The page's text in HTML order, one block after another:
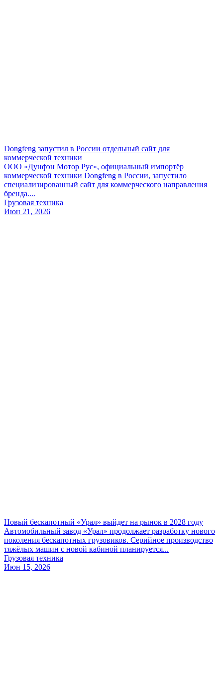
Dongfeng запустил в России отдельный сайт для
коммерческой техники
ООО «Дунфэн Мотор Рус», официальный импортёр
коммерческой техники Dongfeng в России, запустило
специализированный сайт для коммерческого направления
бренда....
Грузовая техника
Июн 21, 2026
Новый бескапотный «Урал» выйдет на рынок в 2028 году
Автомобильный завод «Урал» продолжает разработку нового
поколения бескапотных грузовиков. Серийное производство
тяжёлых машин с новой кабиной планируется...
Грузовая техника
Июн 15, 2026